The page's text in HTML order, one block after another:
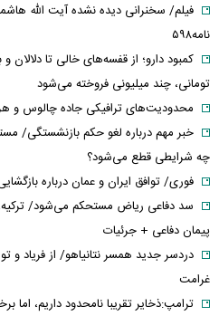
فیلم/ سخنرانی دیده نشده آیت الله
نامه۵۹۸
کمبود دارو؛ از قفسه‌های خالی تا دلالان
تومانی، چند میلیونی فروخته می‌شود
محدودیت‌های ترافیکی جاده چالوس و
خبر مهم درباره لغو حکم بازنشستگی/
چه شرایطی قطع می‌شود؟
فوری/ توافق ایران و عمان درباره
سد دفاعی ریاض مستحکم می‌شود/ ترکیه،
پیمان دفاعی + جرئیات
غرامت
ترامپ:ذخایر تقریبا نامحدود داریم،